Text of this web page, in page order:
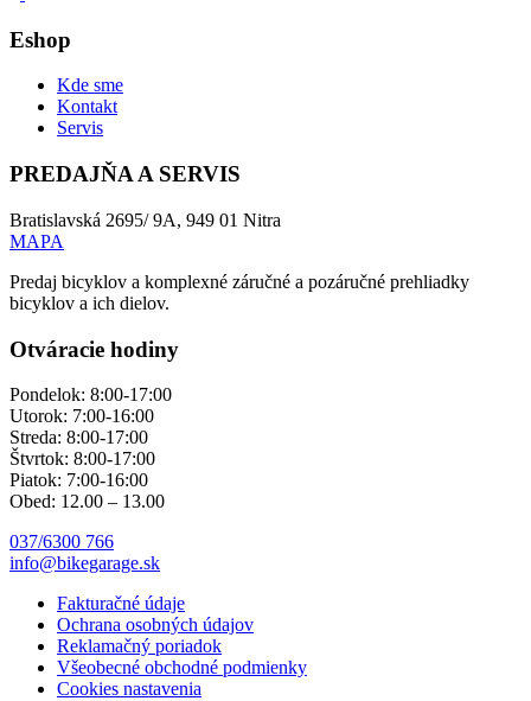
Eshop
Kde sme
Kontakt
Servis
PREDAJŇA A SERVIS
Bratislavská 2695/ 9A, 949 01 Nitra
MAPA
Predaj bicyklov a komplexné záručné a pozáručné prehliadky
bicyklov a ich dielov.
Otváracie hodiny
Pondelok: 8:00-17:00
Utorok: 7:00-16:00
Streda: 8:00-17:00
Štvrtok: 8:00-17:00
Piatok: 7:00-16:00
Obed: 12.00 – 13.00
037/6300 766
info@bikegarage.sk
Fakturačné údaje
Ochrana osobných údajov
Reklamačný poriadok
Všeobecné obchodné podmienky
Cookies nastavenia